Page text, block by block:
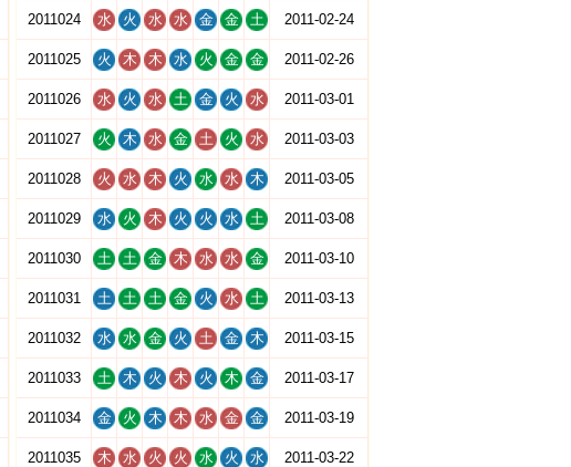
2011024 水 火 水 水 金 金 土 2011-02-24
2011025 火 木 木 水 火 金 金 2011-02-26
2011026 水 火 水 土 金 火 水 2011-03-01
2011027 火 木 水 金 土 火 水 2011-03-03
2011028 火 水 木 火 水 水 木 2011-03-05
2011029 水 火 木 火 火 水 土 2011-03-08
2011030 土 土 金 木 水 水 金 2011-03-10
2011031 土 土 土 金 火 水 土 2011-03-13
2011032 水 水 金 火 土 金 木 2011-03-15
2011033 土 木 火 木 火 木 金 2011-03-17
2011034 金 火 木 木 水 金 金 2011-03-19
2011035 木 水 火 火 水 火 水 2011-03-22